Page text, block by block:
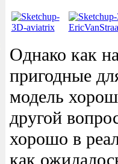
Однако как
пригодные
модель
другой
хорошо в
как